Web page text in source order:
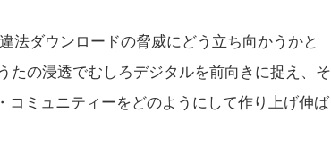
法ダウンロードの脅威にどう立ち向かうかと
たの浸透でむしろデジタルを前向きに捉え、そ
コミュニティーをどのようにして作り上げ伸ば